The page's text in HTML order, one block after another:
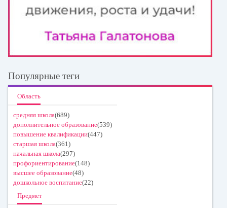
Популярные теги
Область
средняя школа(689)
дополнительное образование(539)
повышение квалификации(447)
старшая школа(361)
начальная школа(297)
профориентирование(148)
высшее образование(48)
дошкольное воспитание(22)
Предмет